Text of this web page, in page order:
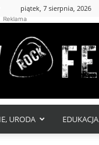
piątek, 7 sierpnia, 2026
Reklama
URODA EDUKACJA